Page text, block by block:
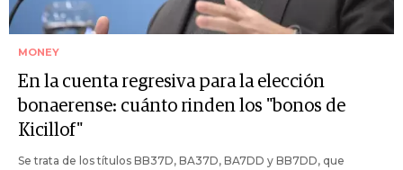
MONEY
En la cuenta regresiva para la elección
bonaerense: cuánto rinden los "bonos de
Kicillof"
Se trata de los títulos BB37D, BA37D, BA7DD y BB7DD, que